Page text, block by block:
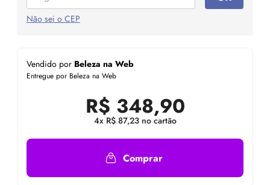
Não sei o CEP
Vendido por Beleza na Web
Entregue por Beleza na Web
R$ 348,90
4x R$ 87,23 no cartão
Comprar